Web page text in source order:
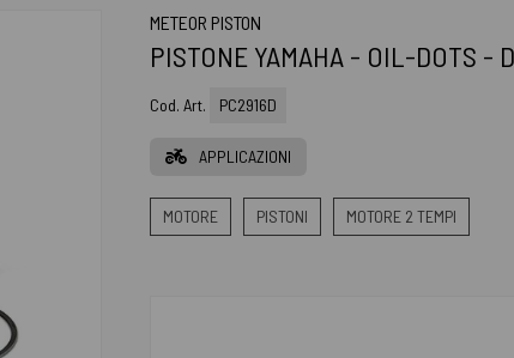
METEOR PISTON
PISTONE YAMAHA - OIL-DOTS -
Cod. Art. PC2916D
APPLICAZIONI
MOTORE PISTONI MOTORE 2 TEMPI